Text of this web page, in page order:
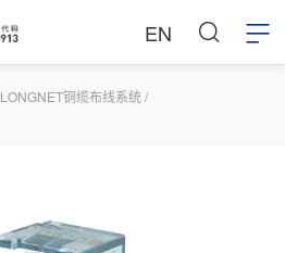
EN
LONGNET铜缆布线系统 /